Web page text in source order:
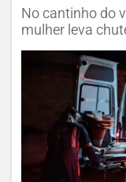
No cantinho do
mulher leva